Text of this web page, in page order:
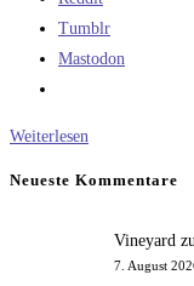
Tumblr
Mastodon
Weiterlesen
Neueste Kommentare
Vineyard
7. August